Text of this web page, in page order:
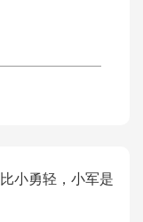
小勇轻，小军是